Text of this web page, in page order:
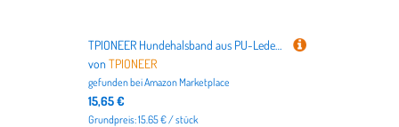
TPIONEER Hundehalsband aus PU-Leder im Punk-Stil, verstellbares Halsband mit Nieten und Spikes für kleine Hunde und Katzen, Anti-Biss-Design
vonTPIONEER
gefunden beiAmazon Marketplace
15,65 €
Grundpreis: 15.65 € / stück